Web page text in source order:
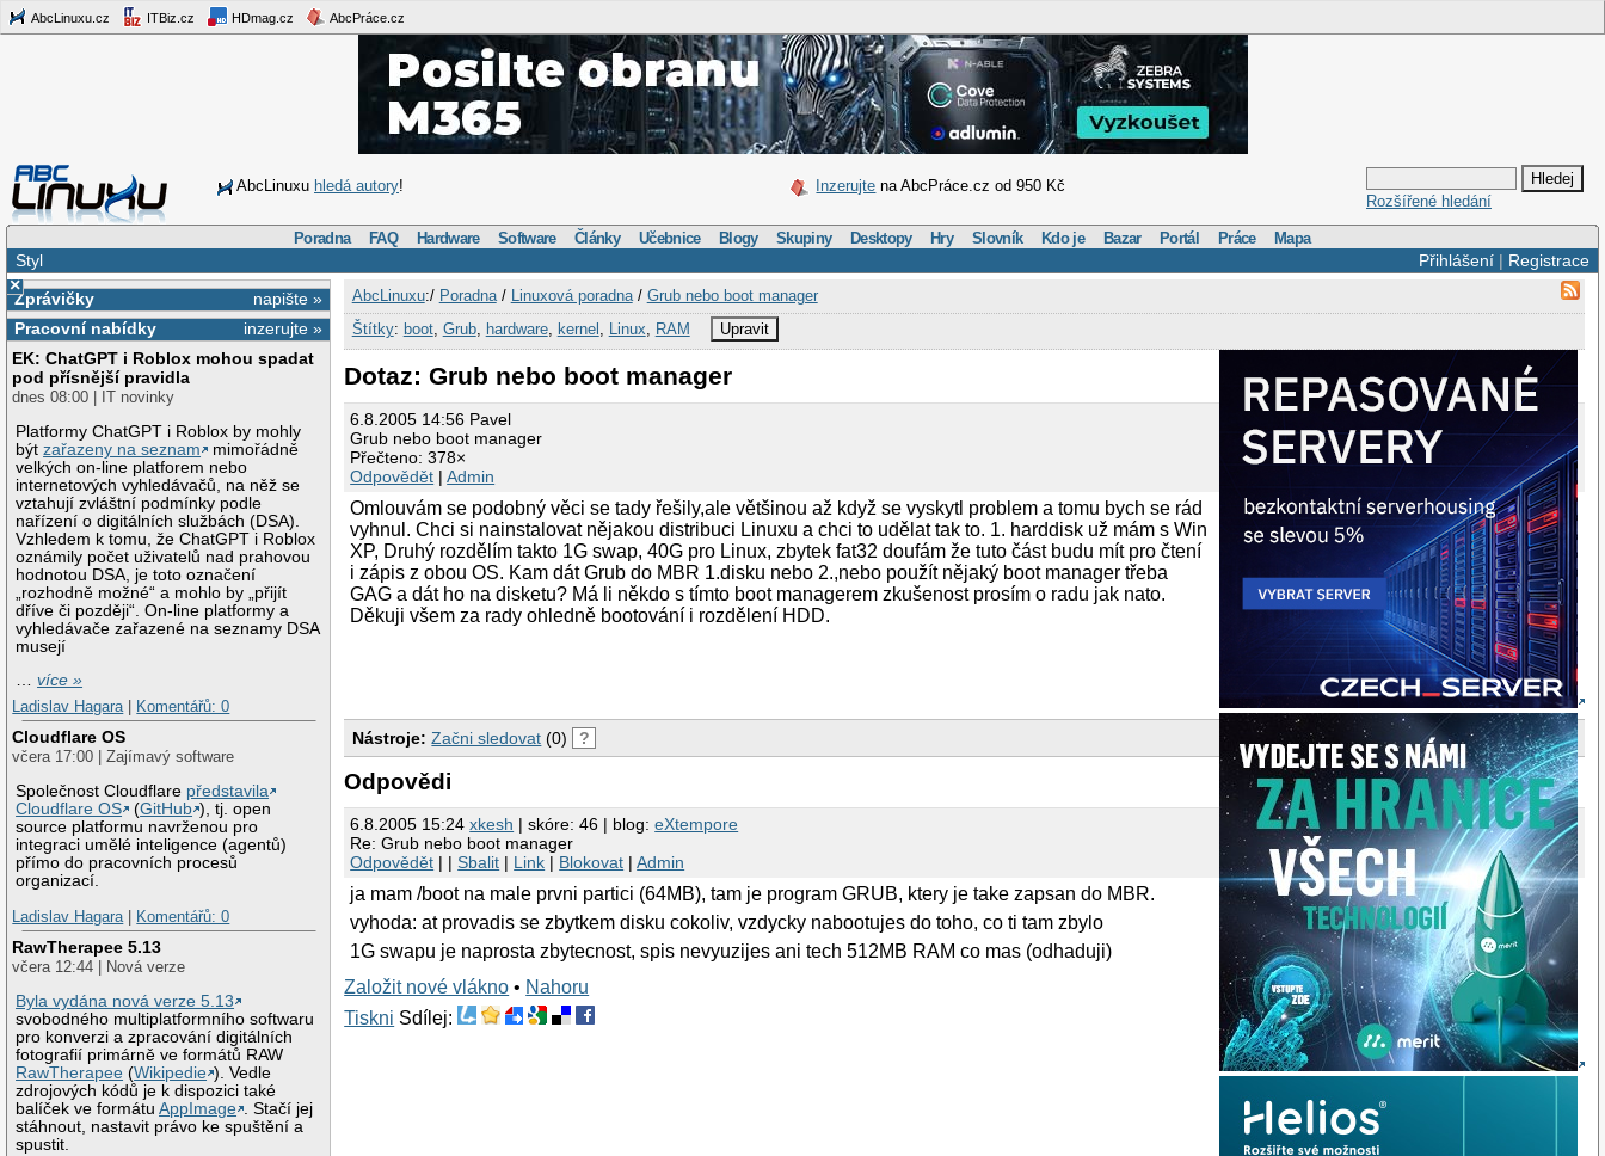
AbcLinuxu.cz ITBiz.cz HDmag.cz AbcPráce.cz
AbcLinuxu hledá autory! Inzerujte na AbcPráce.cz od 950 Kč
Rozšířené hledání
Poradna FAQ Hardware Software Články Učebnice Blogy Skupiny Desktopy Hry Slovník Kdo je Bazar Portál Práce Mapa
Přihlášení| Registrace
Styl
×
napište »
Zprávičky
inzerujte »
Pracovní nabídky
EK: ChatGPT i Roblox mohou spadat
pod přísnější pravidla
dnes 08:00 | IT novinky
Platformy ChatGPT i Roblox by mohly
býtzařazeny na seznam
mimořádně
velkých on-line platforem nebo
internetových vyhledávačů, na něž se
vztahují zvláštní podmínky podle
nařízení o digitálních službách (DSA).
Vzhledem k tomu, že ChatGPT i Roblox
oznámily počet uživatelů nad prahovou
hodnotou DSA, je toto označení
„rozhodně možné“ a mohlo by „přijít
dříve či později“. On-line platformy a
vyhledávače zařazené na seznamy DSA
musejí
…více »
Ladislav Hagara
Komentářů: 0
Cloudflare OS
včera 17:00 | Zajímavý software
Společnost Cloudflare představila
Cloudflare OS
(GitHub ), tj. open
source platformu navrženou pro
integraci umělé inteligence (agentů)
přímo do pracovních procesů
organizací.
Ladislav Hagara
Komentářů: 0
RawTherapee 5.13
včera 12:44 | Nová verze
Byla vydána nová verze 5.13
svobodného multiplatformního softwaru
pro konverzi a zpracování digitálních
fotografií primárně ve formátů RAW
RawTherapee (Wikipedie ). Vedle
zdrojových kódů je k dispozici také
balíček ve formátuAppImage . Stačí jej
stáhnout, nastavit právo ke spuštění a
spustit.
AbcLinuxu:/ Poradna/ Linuxová poradna/ Grub nebo boot manager
Štítky: boot, Grub, hardware, kernel Linux RAM Upravit
Dotaz: Grub nebo boot manager
6.8.2005 14:56 Pavel
Grub nebo boot manager
Přečteno: 378×
Odpovědět |Admin
Omlouvám se podobný věci se tady řešily,ale většinou až když se vyskytl problem a tomu bych se rád
vyhnul. Chci si nainstalovat nějakou distribuci Linuxu a chci to udělat tak to. 1. harddisk už mám s Win
XP, Druhý rozdělím takto 1G swap, 40G pro Linux, zbytek fat32 doufám že tuto část budu mít pro čtení
i zápis z obou OS. Kam dát Grub do MBR 1.disku nebo 2.,nebo použít nějaký boot manager třeba
GAG a dát ho na disketu? Má li někdo s tímto boot managerem zkušenost prosím o radu jak nato.
Děkuji všem za rady ohledně bootování i rozdělení HDD.
Nástroje: Začni sledovat (0) ?
Odpovědi
6.8.2005 15:24xkesh | skóre: 46 | blog:eXtempore
Re: Grub nebo boot manager
Odpovědět | |Sbalit | Link | Blokovat |Admin
ja mam /boot na male prvni partici (64MB), tam je program GRUB, ktery je take zapsan do MBR.
vyhoda: at provadis se zbytkem disku cokoliv, vzdycky nabootujes do toho, co ti tam zbylo
1G swapu je naprosta zbytecnost, spis nevyuzijes ani tech 512MB RAM co mas (odhaduji)
Založit nové vlákno • Nahoru
Tiskni Sdílej: